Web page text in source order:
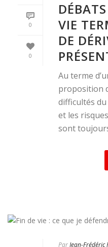
0
0
VIE
DE
Au terme
proposition
difficultés
et les
sont
ParJean-Frédéric